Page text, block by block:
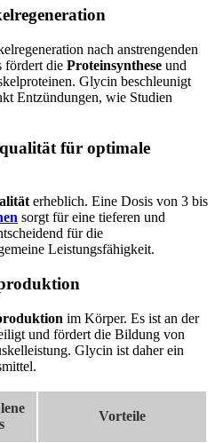
nach anstrengenden
fördert die Proteinsynthese und
Glycin beschleunigt
Entzündungen, wie Studien
für optimale
erheblich. Eine Dosis von 3 bis
sorgt für eine tieferen und
für die
Leistungsfähigkeit.
im Körper. Es ist an der
und fördert die Bildung von
Glycin ist daher ein
Vorteile